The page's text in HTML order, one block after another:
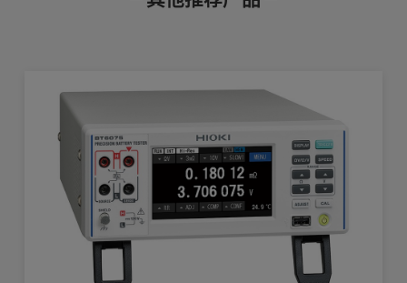
电池测试仪 BT3554-50
使用说明书